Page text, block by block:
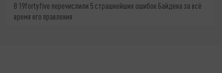
В 19fortyfive перечислили 5 страшнейших ошибок Байдена за всё
время его правления